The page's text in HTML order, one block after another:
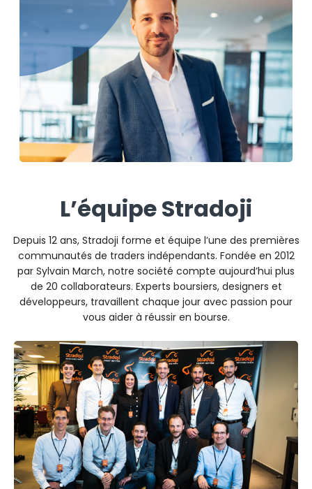
L’équipe Stradoji
Depuis 12 ans, Stradoji forme et équipe l’une des premières
communautés de traders indépendants. Fondée en 2012
par Sylvain March, notre société compte aujourd’hui plus
de 20 collaborateurs. Experts boursiers, designers et
développeurs, travaillent chaque jour avec passion pour
vous aider à réussir en bourse.